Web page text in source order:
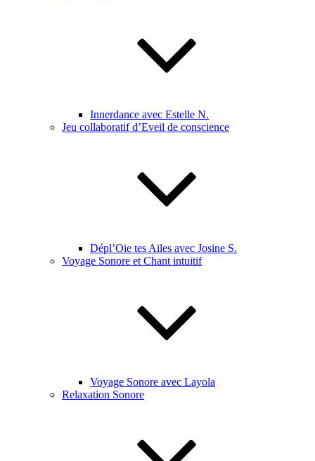
Innerdance avec Estelle N.
Jeu collaboratif d’Eveil de conscience
Dépl’Oie tes Ailes avec Josine S.
Voyage Sonore et Chant intuitif
Voyage Sonore avec Layola
Relaxation Sonore